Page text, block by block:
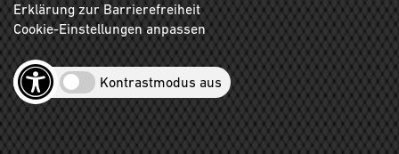
Erklärung zur Barrierefreiheit
Cookie-Einstellungen anpassen
Kontrastmodus aus